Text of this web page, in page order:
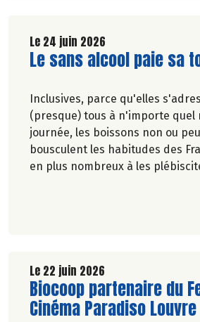
Le 24 juin 2026
Lire la suite de l'article
Le sans alcool paie sa
Inclusives, parce qu'elles
(presque) tous à n'importe quel
journée, les boissons non ou
bousculent les habitudes des
en plus nombreux à les
Le 22 juin 2026
Lire la suite de l'article
Biocoop partenaire du
Cinéma Paradiso Louvre